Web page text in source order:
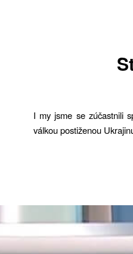
I my jsme se zúčastnili
válkou postiženou